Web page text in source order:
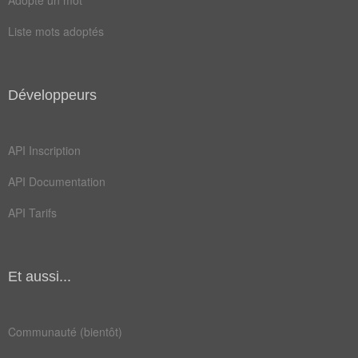
Liste mots adoptés
Développeurs
API Inscription
API Documentation
API Tarifs
Et aussi...
Communauté (bientôt)